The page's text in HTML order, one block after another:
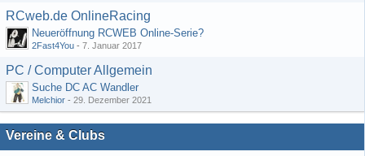
RCweb.de OnlineRacing
Neueröffnung RCWEB Online-Serie?
2Fast4You - 7. Januar 2017
PC / Computer Allgemein
Suche DC AC Wandler
Melchior - 29. Dezember 2021
Vereine & Clubs